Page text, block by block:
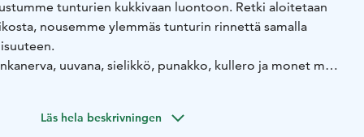
tunturien kukkivaan luontoon. Retki aloitetaan
nousemme ylemmäs tunturin rinnettä samalla
uuvana, sielikkö, punakko, kullero ja monet muut
hyvää peruskuntoa, mitä korkeammalle pääsemme sen
Läs hela beskrivningen